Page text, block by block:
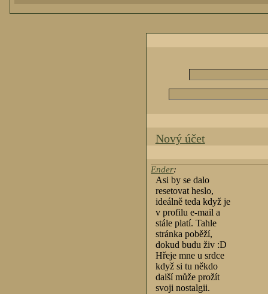
Nový účet
Ender:
Asi by se dalo
resetovat heslo,
ideálně teda když je
v profilu e-mail a
stále platí. Tahle
stránka poběží,
dokud budu živ :D
Hřeje mne u srdce
když si tu někdo
další může prožít
svoji nostalgii.